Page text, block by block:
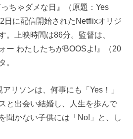
ちゃダメな日』（原題：Yes
日に配信開始されたNetflixオリジ
。上映時間は86分。監督は、
ー わたしたちがBOOSよ!』（20
。
リソンは、何事にも「Yes！」
と出会い結婚し、人生を歩んで
聞かない子供には「No!」と、し